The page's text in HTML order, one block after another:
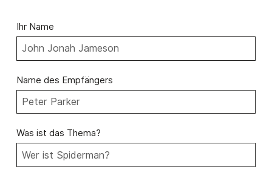
Ihr Name
Name des Empfängers
Was ist das Thema?